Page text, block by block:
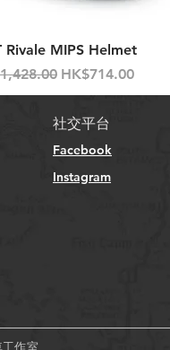
快速瀏覽
Rivale MIPS Helmet
格
促銷價格
HK$714.00
社交平台
Facebook
Instagram
作室